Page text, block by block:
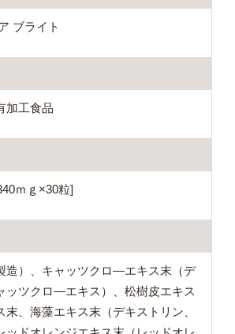
ブライト
加工食品
ｍｇ×30粒]
造）、キャッツクロ―エキス末（デ
ッツクロ―エキス）、松樹皮エキス
末、海藻エキス末（デキストリン、